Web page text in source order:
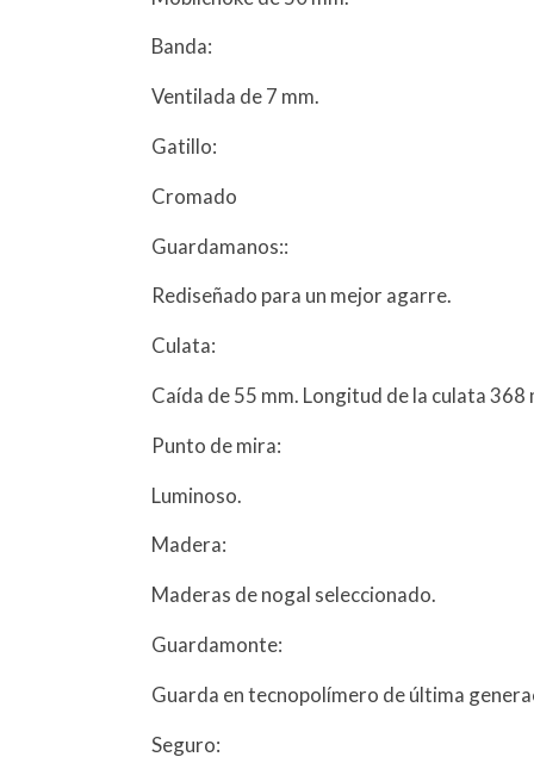
Banda:
Ventilada de 7 mm.
Gatillo:
Cromado
Guardamanos::
Rediseñado para un mejor agarre.
Culata:
Caída de 55 mm. Longitud de la culata 368
Punto de mira:
Luminoso.
Madera:
Maderas de nogal seleccionado.
Guardamonte:
Guarda en tecnopolímero de última
Seguro: